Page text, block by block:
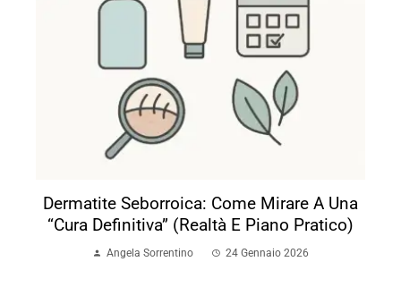
Dermatite Seborroica: Come Mirare A Una
“cura Definitiva” (realtà E Piano Pratico)
Angela Sorrentino 24 Gennaio 2026